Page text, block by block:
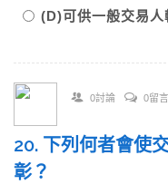
(D)可供一般交易
0討論 0留言
20. 下列何者會使
彰？